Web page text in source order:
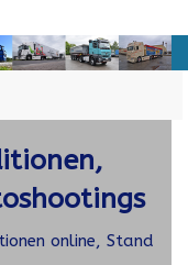
online, Stand